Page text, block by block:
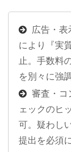
広告・表
により『実
止。手数料
を別々に強
審査・コ
ェックのヒ
可。疑わし
提出を必須